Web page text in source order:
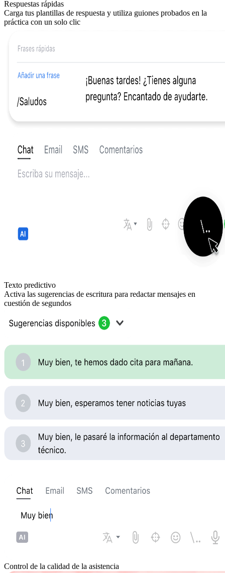
Respuestas rápidas
Carga tus plantillas de respuesta y utiliza guiones probados en la
práctica con un solo clic
Texto predictivo
Activa las sugerencias de escritura para redactar mensajes en
cuestión de segundos
Control de la calidad de la asistencia